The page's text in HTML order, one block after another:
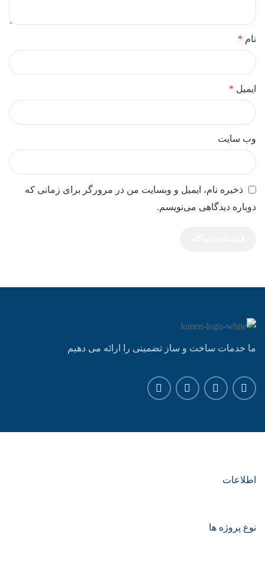
نام *
ایمیل *
وب‌ سایت
ذخیره نام، ایمیل و وبسایت من در مرورگر برای زمانی که
دوباره دیدگاهی می‌نویسم.
ما خدمات ساخت و ساز تضمینی را ارائه می دهیم
اطلاعات
نوع پروژه ها